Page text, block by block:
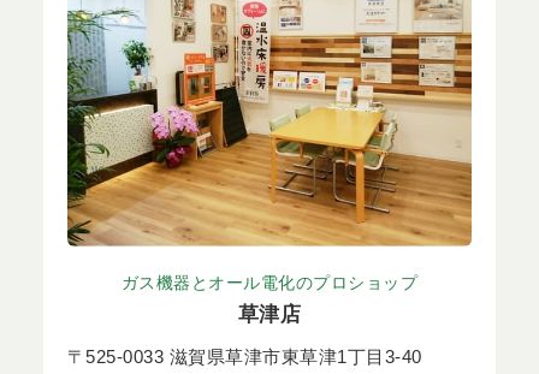
ガス機器とオール電化のプロショップ
草津店
〒525-0033 滋賀県草津市東草津1丁目3-40